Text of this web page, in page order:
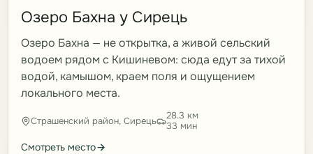
Озеро Бахна у Сирець
Озеро Бахна — не открытка, а живой сельский
водоем рядом с Кишиневом: сюда едут за тихой
водой, камышом, краем поля и ощущением
локального места.
Страшенский район, Сирець
28.3 км
33 мин
Смотреть место